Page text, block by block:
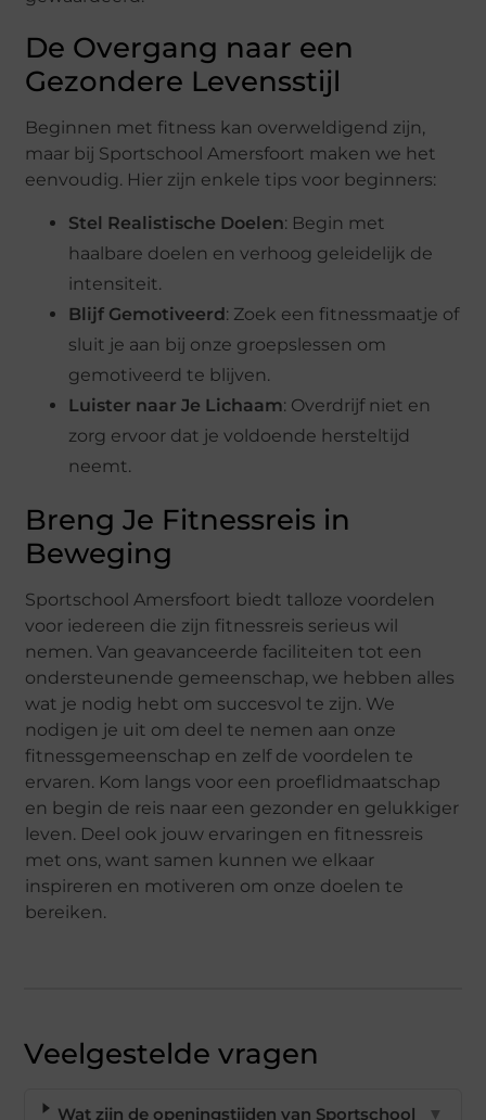
De Overgang naar een
Gezondere Levensstijl
Beginnen met fitness kan overweldigend zijn,
maar bij Sportschool Amersfoort maken we het
eenvoudig. Hier zijn enkele tips voor beginners:
Stel Realistische Doelen: Begin met
haalbare doelen en verhoog geleidelijk de
intensiteit.
Blijf Gemotiveerd : Zoek een fitnessmaatje of
sluit je aan bij onze groepslessen om
gemotiveerd te blijven.
Luister naar Je Lichaam: Overdrijf niet en
zorg ervoor dat je voldoende hersteltijd
neemt.
Breng Je Fitnessreis in
Beweging
Sportschool Amersfoort biedt talloze voordelen
voor iedereen die zijn fitnessreis serieus wil
nemen. Van geavanceerde faciliteiten tot een
ondersteunende gemeenschap, we hebben alles
wat je nodig hebt om succesvol te zijn. We
nodigen je uit om deel te nemen aan onze
fitnessgemeenschap en zelf de voordelen te
ervaren. Kom langs voor een proeflidmaatschap
en begin de reis naar een gezonder en gelukkiger
leven. Deel ook jouw ervaringen en fitnessreis
met ons, want samen kunnen we elkaar
inspireren en motiveren om onze doelen te
bereiken.
Veelgestelde vragen
Wat zijn de openingstijden van Sportschool ▼